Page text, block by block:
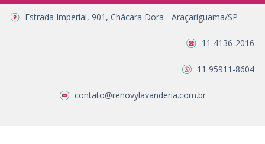
Estrada Imperial, 901, Chácara Dora - Araçariguama/SP
11 4136-2016
11 95911-8604
contato@renovylavanderia.com.br